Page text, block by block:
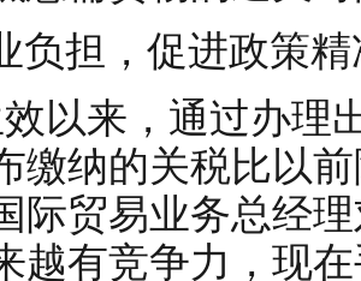
负担，促进政策
效以来，通过办理
缴纳的关税比以
际贸易业务总经
越有竞争力，现